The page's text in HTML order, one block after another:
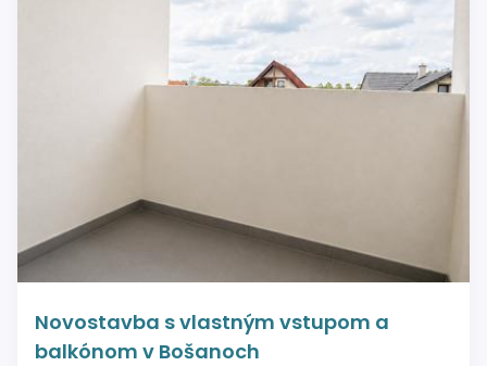
Novostavba s vlastným vstupom a
balkónom v Bošanoch